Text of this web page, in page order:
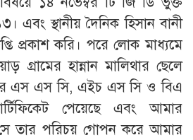
এবং স্থানীয় দৈনিক হিসান বানী
প্রকাশ করি। পরে লোক মাধ্যমে
গ্রামের হান্নান মালিথার ছেলে
এস এস সি, এইচ এস সি ও বিএ
পেয়েছে এবং আমার
সে তার পরিচয় গোপন করে আমার